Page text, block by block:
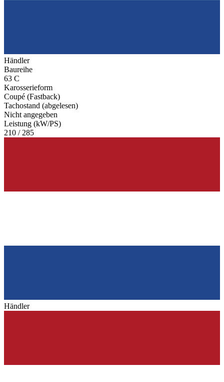
Händler
Baureihe
63 C
Karosserieform
Coupé (Fastback)
Tachostand (abgelesen)
Nicht angegeben
Leistung (kW/PS)
210 / 285
Händler